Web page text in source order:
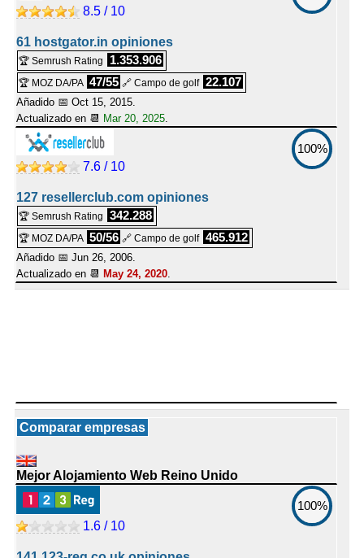
8.5 / 10
61 hostgator.in opiniones
🏆 Semrush Rating 1.353.906
🏆 MOZ DA/PA 47/55 🔗 Campo de golf 22.107
Añadido 📅 Oct 15, 2015.
Actualizado en 📆 Mar 20, 2025.
100%
7.6 / 10
127 resellerclub.com opiniones
🏆 Semrush Rating 342.288
🏆 MOZ DA/PA 50/56 🔗 Campo de golf 465.912
Añadido 📅 Jun 26, 2006.
Actualizado en 📆 May 24, 2020.
Comparar empresas
Mejor Alojamiento Web Reino Unido
100%
1.6 / 10